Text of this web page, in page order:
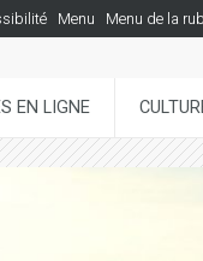
Menu Menu de la
EN LIGNE